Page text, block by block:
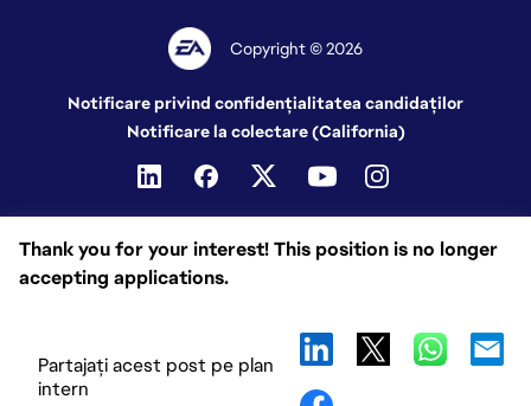
Thank you for your interest! This position is no longer
accepting applications.
Partajați acest post pe plan
intern
Copyright © 2026
Notificare privind confidențialitatea candidaților
Notificare la colectare (California)